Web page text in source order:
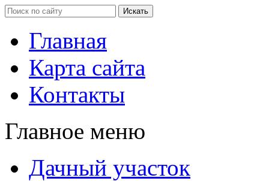
Главная
Карта сайта
Контакты
Главное меню
Дачный участок